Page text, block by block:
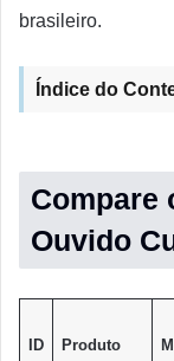
brasileiro.
Índice do
Compare
Ouvido
ID Produto